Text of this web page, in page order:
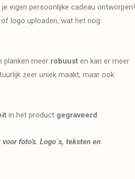
eigen persoonlijke cadeau ontworpen!
logo uploaden, wat het nog
planken meer robuust en kan er meer
zeer uniek maakt, maar ook
in het product gegraveerd.
foto’s. Logo`s, teksten en